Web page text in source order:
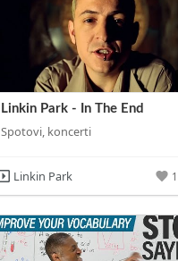
Linkin Park - In The End
Spotovi, koncerti
Linkin Park